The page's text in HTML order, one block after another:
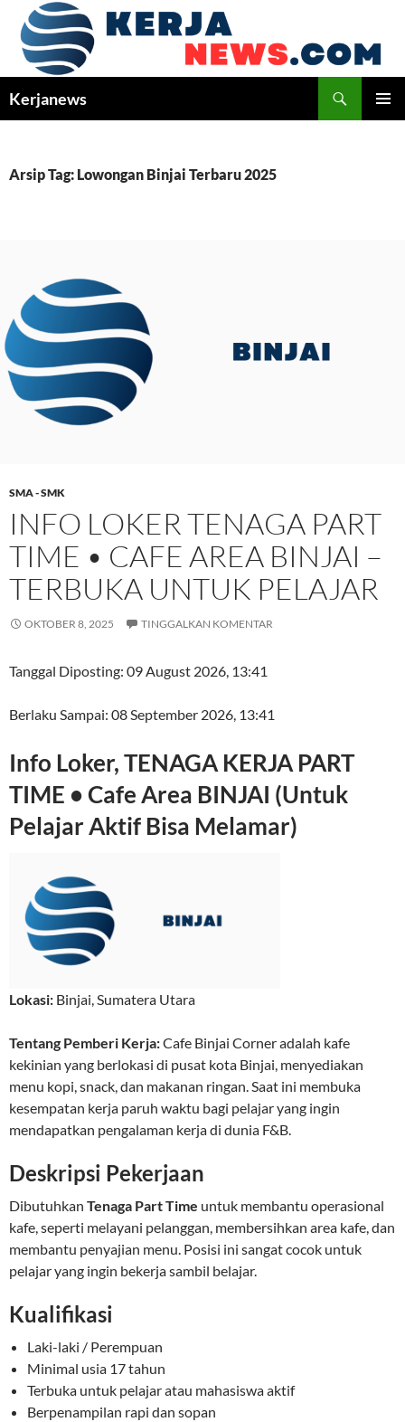
Langsung
Kerjanews
Arsip Tag: Lowongan Binjai Terbaru 2025
SMA - SMK
INFO LOKER TENAGA PART
TIME • CAFE AREA BINJAI –
TERBUKA UNTUK PELAJAR
OKTOBER 8, 2025 TINGGALKAN KOMENTAR
Tanggal Diposting: 09 August 2026, 13:41
Berlaku Sampai: 08 September 2026, 13:41
Info Loker, TENAGA KERJA PART
TIME • Cafe Area BINJAI (Untuk
Pelajar Aktif Bisa Melamar)
Lokasi: Binjai,Sumatera Utara
Tentang Pemberi Kerja:Cafe Binjai Corner adalah kafe
kekinian yang berlokasi di pusat kota Binjai, menyediakan
menu kopi, snack, dan makanan ringan. Saat ini membuka
kesempatan kerja paruh waktu bagi pelajar yang ingin
mendapatkan pengalaman kerja di dunia F&B.
Deskripsi Pekerjaan
Dibutuhkan Tenaga Part Time untuk membantu operasional
kafe, seperti melayani pelanggan, membersihkan area kafe, dan
membantu penyajian menu. Posisi ini sangat cocok untuk
pelajar yang ingin bekerja sambil belajar.
Kualifikasi
Laki-laki / Perempuan
Minimal usia 17 tahun
Terbuka untuk pelajar atau mahasiswa aktif
Berpenampilan rapi dan sopan